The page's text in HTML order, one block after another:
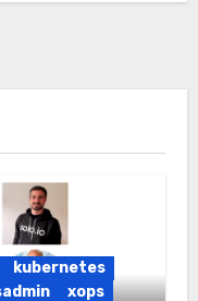
kubernetes
xops